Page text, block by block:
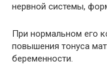
нервной системы,
При нормальном его
повышения тонуса
беременности.